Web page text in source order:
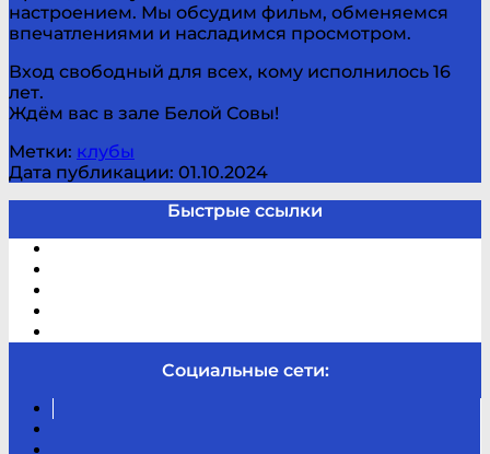
настроением. Мы обсудим фильм, обменяемся
впечатлениями и насладимся просмотром.
Вход свободный для всех, кому исполнилось 16
лет.
Ждём вас в зале Белой Совы!
Метки: клубы
Дата публикации: 01.10.2024
Быстрые ссылки
Социальные сети: